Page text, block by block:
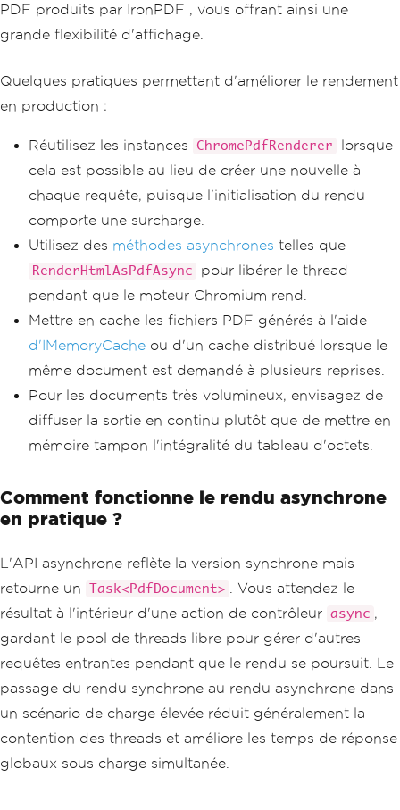
PDF produits par IronPDF , vous offrant ainsi une
grande flexibilité d'affichage.
Quelques pratiques permettant d'améliorer le rendement
en production :
Réutilisez les instances ChromePdfRenderer
lorsque
cela est possible au lieu de créer une nouvelle à
chaque requête, puisque l'initialisation du rendu
comporte une surcharge.
Utilisez des méthodes asynchrones telles que
RenderHtmlAsPdfAsync
pour libérer le thread
pendant que le moteur Chromium rend.
Mettre en cache les fichiers PDF générés à l'aide
d'IMemoryCache ou d'un cache distribué lorsque le
même document est demandé à plusieurs reprises.
Pour les documents très volumineux, envisagez de
diffuser la sortie en continu plutôt que de mettre en
mémoire tampon l'intégralité du tableau d'octets.
Comment fonctionne le rendu asynchrone
en pratique ?
L'API asynchrone reflète la version synchrone mais
retourne un
Task<PdfDocument>
. Vous attendez le
résultat à l'intérieur d'une action de contrôleur async ,
gardant le pool de threads libre pour gérer d'autres
requêtes entrantes pendant que le rendu se poursuit. Le
passage du rendu synchrone au rendu asynchrone dans
un scénario de charge élevée réduit généralement la
contention des threads et améliore les temps de réponse
globaux sous charge simultanée.